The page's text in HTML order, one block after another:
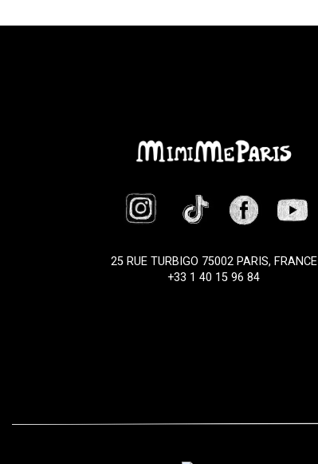
25 RUE TURBIGO 75002 PARIS, FRANCE
+33 1 40 15 96 84